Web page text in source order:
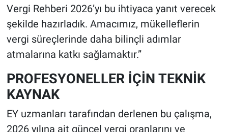
Vergi Rehberi 2026’yı bu ihtiyaca yanıt verecek
şekilde hazırladık. Amacımız, mükelleflerin
vergi süreçlerinde daha bilinçli adımlar
atmalarına katkı sağlamaktır.”
PROFESYONELLER İÇİN TEKNİK
KAYNAK
EY uzmanları tarafından derlenen bu çalışma,
2026 yılına ait güncel vergi oranlarını ve